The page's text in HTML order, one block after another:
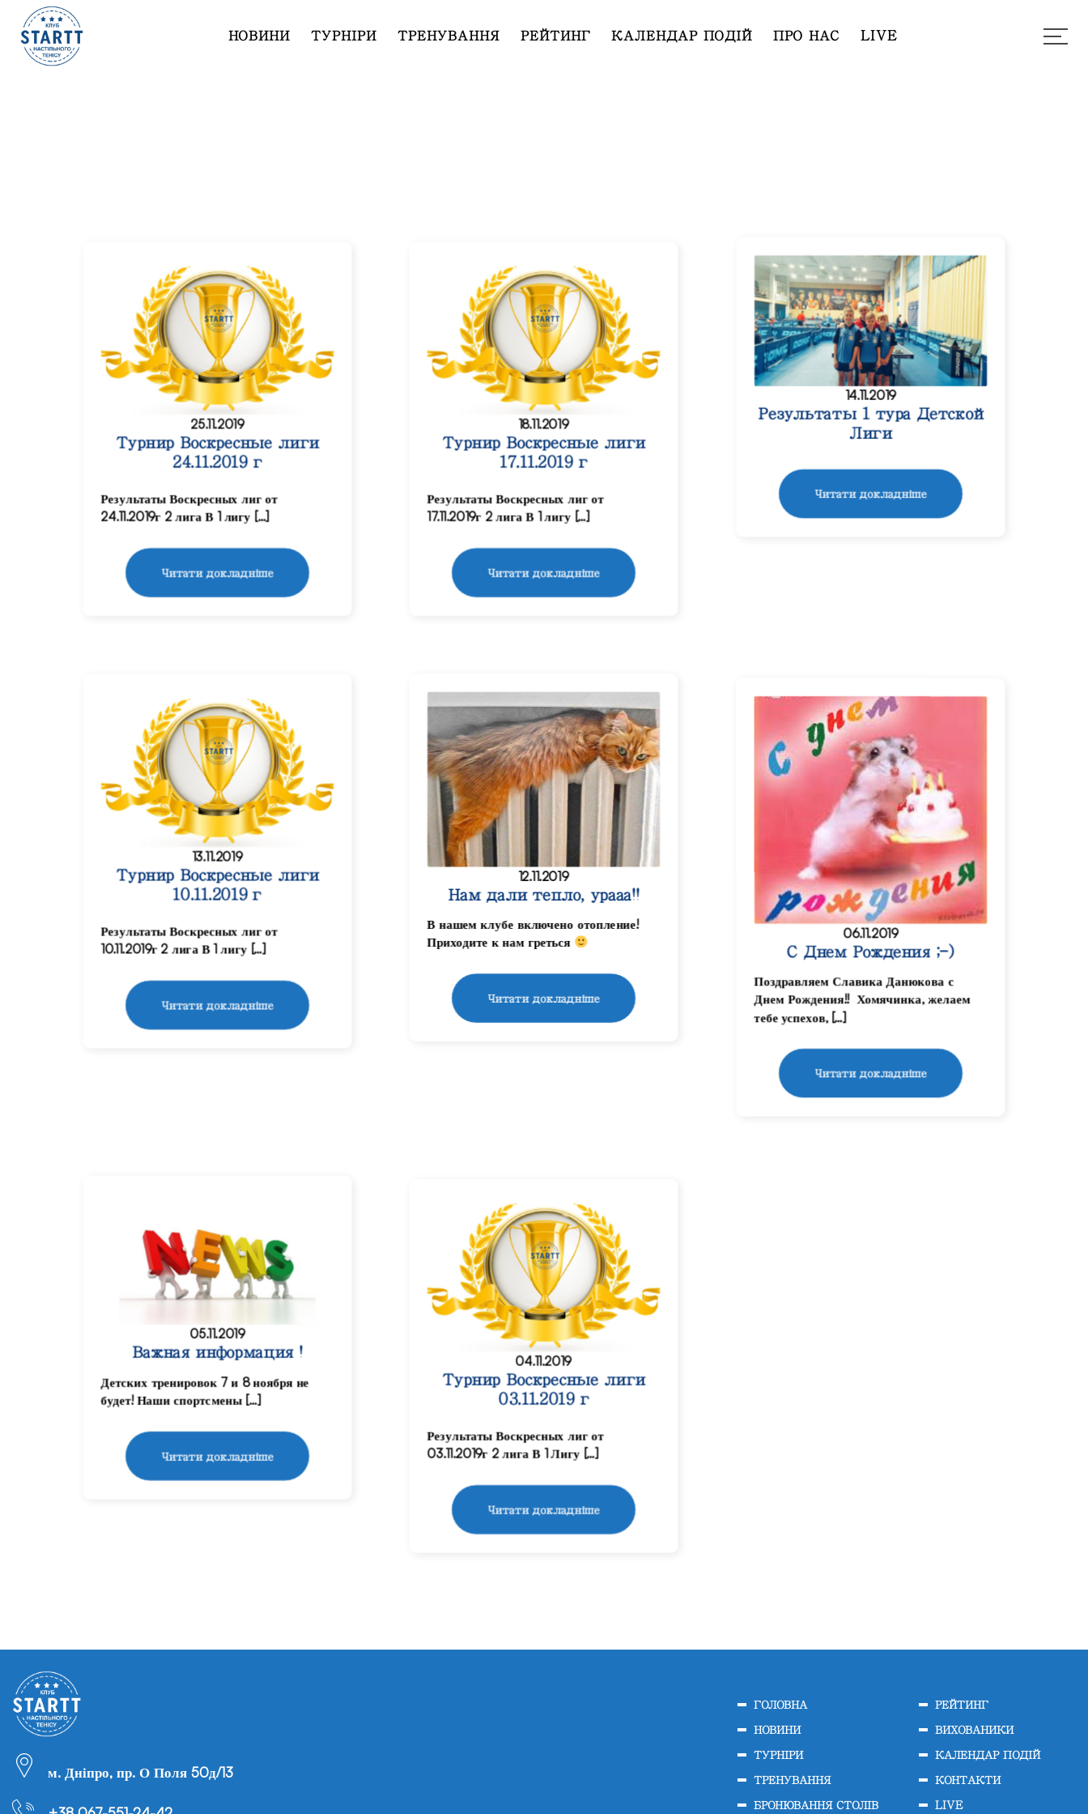
НОВИНИ ТУРНІРИ ТРЕНУВАННЯ РЕЙТИНГ КАЛЕНДАР ПОДІЙ ПРО НАС LIVE
25.11.2019
Турнир Воскресные лиги
24.11.2019 г
Результаты Воскресных лиг от
24.11.2019г 2 лига В 1 лигу […]
Читати докладніше
18.11.2019
Турнир Воскресные лиги
17.11.2019 г
Результаты Воскресных лиг от
17.11.2019г 2 лига В 1 лигу […]
Читати докладніше
14.11.2019
Результаты 1 тура Детской
Лиги
Читати докладніше
13.11.2019
Турнир Воскресные лиги
10.11.2019 г
Результаты Воскресных лиг от
10.11.2019г 2 лига В 1 лигу […]
Читати докладніше
12.11.2019
Нам дали тепло, урааа!!
В нашем клубе включено отопление!
Приходите к нам греться
Читати докладніше
06.11.2019
С Днем Рождения ;-)
Поздравляем Славика Данюкова с
Днем Рождения!! Хомячинка, желаем
тебе успехов, […]
Читати докладніше
05.11.2019
Важная информация !
Детских тренировок 7 и 8 ноября не
будет! Наши спортсмены […]
Читати докладніше
04.11.2019
Турнир Воскресные лиги
03.11.2019 г
Результаты Воскресных лиг от
03.11.2019г 2 лига В 1 Лигу […]
Читати докладніше
м. Дніпро, пр. О Поля 50д/13
ГОЛОВНА
НОВИНИ
ТУРНІРИ
ТРЕНУВАННЯ
БРОНЮВАННЯ СТОЛІВ
РЕЙТИНГ
ВИХОВАНИКИ
КАЛЕНДАР ПОДІЙ
КОНТАКТИ
LIVE